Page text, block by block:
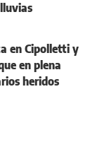
en Cipolletti y
en plena
heridos